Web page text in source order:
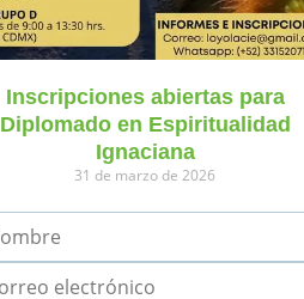
Inscripciones abiertas para
Diplomado en Espiritualidad
Ignaciana
31 de marzo de 2026